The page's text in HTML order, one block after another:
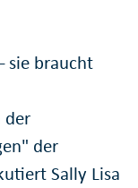
sie braucht
der
der
Sally Lisa